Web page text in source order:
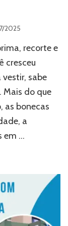
2025
recorte e
cresceu
sabe
Mais do que
as bonecas
a
em …